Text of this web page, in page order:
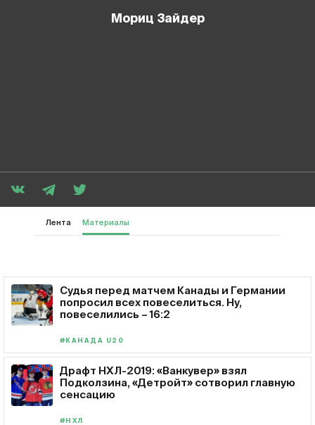
Мориц Зайдер
Лента Материалы
Судья перед матчем Канады и Германии
попросил всех повеселиться. Ну,
повеселились – 16:2
#КАНАДА U20
Драфт НХЛ-2019: «Ванкувер» взял
Подколзина, «Детройт» сотворил главную
сенсацию
#НХЛ